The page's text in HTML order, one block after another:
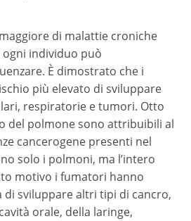
di malattie croniche
individuo può
È dimostrato che i
più elevato di sviluppare
respiratorie e tumori. Otto
del polmone sono attribuibili al
cancerogene presenti nel
solo i polmoni, ma l’intero
motivo i fumatori hanno
sviluppare altri tipi di cancro,
orale, della laringe,